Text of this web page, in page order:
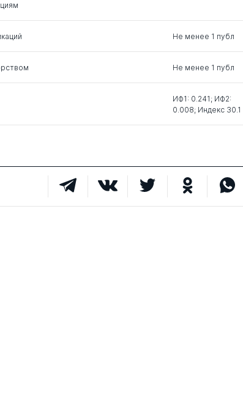
Не менее 1 публ
Не менее 1 публ
ИФ1: 0.241; ИФ2:
0.008; Индекс 30.1